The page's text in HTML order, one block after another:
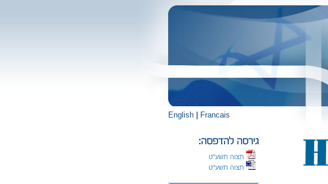
English Francais
תצוה תשע"ט
תצוה תשע"ט